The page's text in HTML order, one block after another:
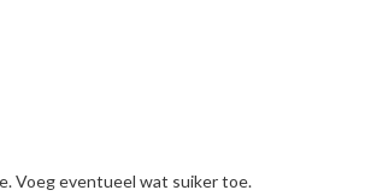
Voeg eventueel wat suiker toe.